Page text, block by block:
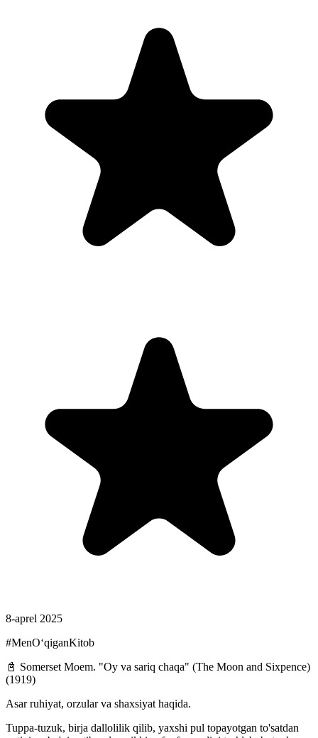
8-aprel 2025
#MenOʻqiganKitob
📓 Somerset Moem. "Oy va sariq chaqa" (The Moon and Sixpence)
(1919)
Asar ruhiyat, orzular va shaxsiyat haqida.
Tuppa-tuzuk, birja dallolilik qilib, yaxshi pul topayotgan to'satdan